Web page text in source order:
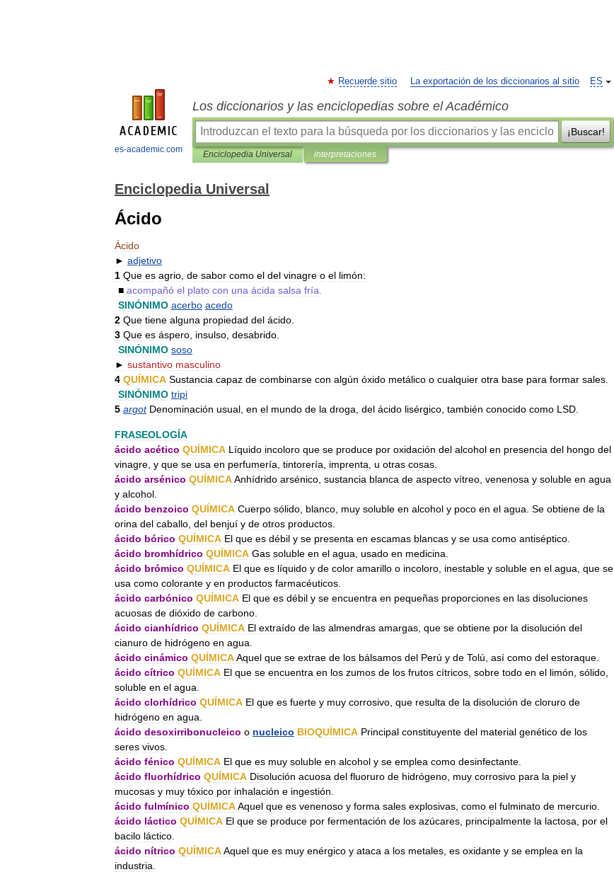
es-academic.com
ES
Recuerde sitio La exportación de los diccionarios al sitio
Los diccionarios y las enciclopedias sobre el Académico
¡Buscar!
Enciclopedia Universal interpretaciones
Enciclopedia Universal
Ácido
Ácido
► adjetivo
1 Que es agrio de sabor como el del vinagre o el limón:
■ acompañó el plato con una ácida salsa fría
SINÓNIMO acerbo acedo
2 Que tiene alguna propiedad del ácido
3 Que es áspero insulso desabrido
SINÓNIMO soso
► sustantivo masculino
4 QUÍMICA Sustancia capaz de combinarse con algún óxido metálico o cualquier otra base para formar sales
SINÓNIMO tripi
5 argot Denominación usual en el mundo de la droga del ácido lisérgico también conocido como LSD
FRASEOLOGÍA
ácido acético QUÍMICA Líquido incoloro que se produce por oxidación del alcohol en presencia del hongo del
vinagre y que se usa en perfumería tintorería imprenta u otras cosas
ácido arsénico QUÍMICAAnhídrido arsénico sustancia blanca de aspecto vítreo venenosa y soluble en agua
y alcohol
ácido benzoico QUÍMICA Cuerpo sólido blanco muy soluble en alcohol y poco en el agua Se obtiene de la
orina del caballo del benjuí y de otros productos
ácido bórico QUÍMICA El que es débil y se presenta en escamas blancas y se usa como antiséptico
ácido bromhídrico QUÍMICA Gas soluble en el agua usado en medicina
ácido brómico QUÍMICA El que es líquido y de color amarillo o incoloro inestable y soluble en el agua que se
usa como colorante y en productos farmacéuticos
ácido carbónico QUÍMICA El que es débil y se encuentra en pequeñas proporciones en las disoluciones
acuosas de dióxido de carbono
ácido cianhídrico QUÍMICA El extraído de las almendras amargas que se obtiene por la disolución del
cianuro de hidrógeno en agua
ácido cinámico QUÍMICAAquel que se extrae de los bálsamos del Perú y de Tolú así como del estoraque
ácido cítrico QUÍMICA El que se encuentra en los zumos de los frutos cítricos sobre todo en el limón sólido
soluble en el agua
ácido clorhídrico QUÍMICA El que es fuerte y muy corrosivo que resulta de la disolución de cloruro de
hidrógeno en agua
ácido desoxirribonucleico o nucleico BIOQUÍMICA Principal constituyente del material genético de los
seres vivos
ácido fénico QUÍMICA El que es muy soluble en alcohol y se emplea como desinfectante
ácido fluorhídrico QUÍMICA Disolución acuosa del fluoruro de hidrógeno muy corrosivo para la piel y
mucosas y muy tóxico por inhalación e ingestión
ácido fulmínico QUÍMICAAquel que es venenoso y forma sales explosivas como el fulminato de mercurio
ácido láctico QUÍMICA El que se produce por fermentación de los azúcares principalmente la lactosa por el
bacilo láctico
ácido nítrico QUÍMICAAquel que es muy enérgico y ataca a los metales es oxidante y se emplea en la
industria